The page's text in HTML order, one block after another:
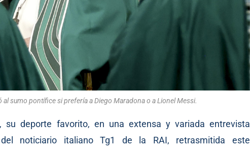
al sumo pontífice si prefería a Diego Maradona o a Lionel Messi.
su deporte favorito, en una extensa y variada entrevista
noticiario italiano Tg1 de la RAI, retrasmitida este